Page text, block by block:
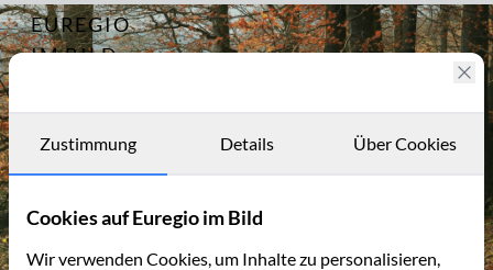
EUREGIO
IM BILD
Archiv
Kontakt
Archiv 14822
Zustimmung Details Über Cookies
Cookies auf Euregio im Bild
Wir verwenden Cookies, um Inhalte zu personalisieren,